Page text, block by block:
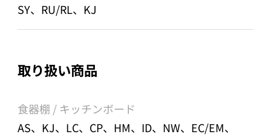
SY、RU/RL、KJ
取り扱い商品
食器棚 / キッチンボード
AS、KJ、LC、CP、HM、ID、NW、EC/EM、